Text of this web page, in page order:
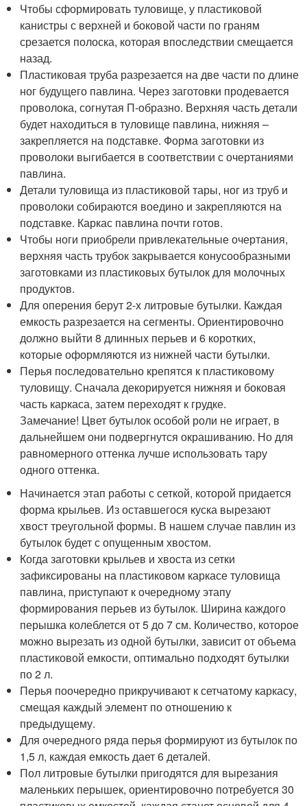
Чтобы сформировать туловище, у пластиковой
канистры с верхней и боковой части по граням
срезается полоска, которая впоследствии смещается
назад.
Пластиковая труба разрезается на две части по длине
ног будущего павлина. Через заготовки продевается
проволока, согнутая П-образно. Верхняя часть детали
будет находиться в туловище павлина, нижняя –
закрепляется на подставке. Форма заготовки из
проволоки выгибается в соответствии с очертаниями
павлина.
Детали туловища из пластиковой тары, ног из труб и
проволоки собираются воедино и закрепляются на
подставке. Каркас павлина почти готов.
Чтобы ноги приобрели привлекательные очертания,
верхняя часть трубок закрывается конусообразными
заготовками из пластиковых бутылок для молочных
продуктов.
Для оперения берут 2-х литровые бутылки. Каждая
емкость разрезается на сегменты. Ориентировочно
должно выйти 8 длинных перьев и 6 коротких,
которые оформляются из нижней части бутылки.
Перья последовательно крепятся к пластиковому
туловищу. Сначала декорируется нижняя и боковая
часть каркаса, затем переходят к грудке.
Замечание! Цвет бутылок особой роли не играет, в
дальнейшем они подвергнутся окрашиванию. Но для
равномерного оттенка лучше использовать тару
одного оттенка.
Начинается этап работы с сеткой, которой придается
форма крыльев. Из оставшегося куска вырезают
хвост треугольной формы. В нашем случае павлин из
бутылок будет с опущенным хвостом.
Когда заготовки крыльев и хвоста из сетки
зафиксированы на пластиковом каркасе туловища
павлина, приступают к очередному этапу
формирования перьев из бутылок. Ширина каждого
перышка колеблется от 5 до 7 см. Количество, которое
можно вырезать из одной бутылки, зависит от объема
пластиковой емкости, оптимально подходят бутылки
по 2 л.
Перья поочередно прикручивают к сетчатому каркасу,
смещая каждый элемент по отношению к
предыдущему.
Для очередного ряда перья формируют из бутылок по
1,5 л, каждая емкость дает 6 деталей.
Пол литровые бутылки пригодятся для вырезания
маленьких перышек, ориентировочно потребуется 30